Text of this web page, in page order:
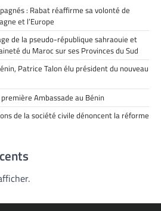
: Rabat réaffirme sa volonté de
et l’Europe
de la pseudo-république sahraouie et
du Maroc sur ses Provinces du Sud
Patrice Talon élu président du nouveau
Ambassade au Bénin
de la société civile dénoncent la réforme